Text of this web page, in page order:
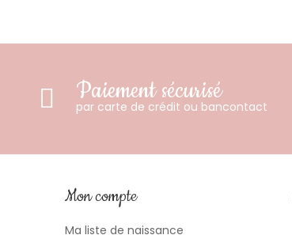
Paiement sécurisé
par carte de crédit ou bancontact
Mon compte
Ma liste de naissance